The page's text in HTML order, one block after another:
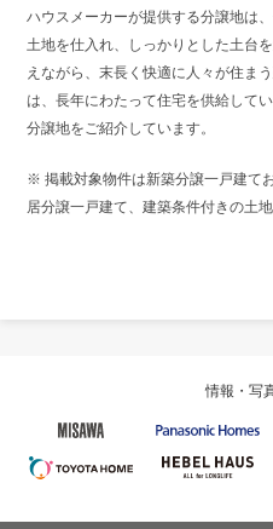
ハウスメーカーが提供する分譲地は
土地を仕入れ、しっかりとした土台
えながら、末長く快適に人々が住ま
は、長年にわたって住宅を供給して
分譲地をご紹介しています。
※ 掲載対象物件は新築分譲一戸建て
居分譲一戸建て、建築条件付きの土
情報・写